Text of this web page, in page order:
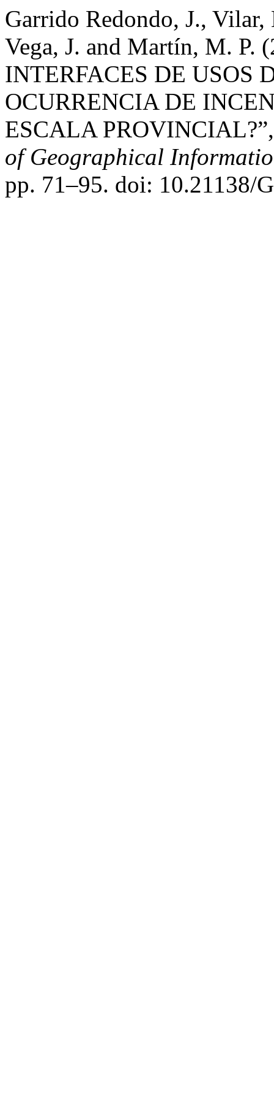
Garrido Redondo, J.,
Vega, J. and Martín, M. P.
INTERFACES DE USOS
OCURRENCIA DE
ESCALA
of Geographical
pp. 71–95. doi: 10.21138/